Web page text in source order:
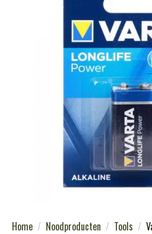
Home Noodproducten Tools